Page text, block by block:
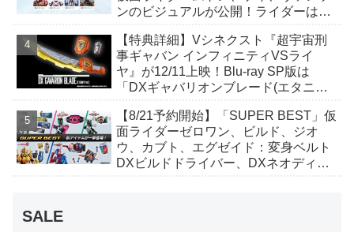
ンのビジュアルが公開！ライダーは子
【特典詳細】Vシネクスト『超宇宙刑
事ギャバン インフィニティVSライ
ヤ』が12/11上映！Blu-ray SP版は
「DXギャバリオンブレード(エタニテ
か豪華特典付き！
【8/21予約開始】「SUPER BEST」仮
面ライダーゼロワン、ビルド、ジオ
ウ、カブト、エグゼイド：変身ベルト
DXビルドドライバー、DXネオディケ
SALE